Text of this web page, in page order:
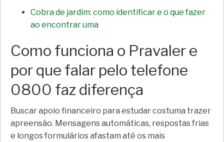
Cobra de jardim: como identificar e o que fazer
ao encontrar uma
Como funciona o Pravaler e
por que falar pelo telefone
0800 faz diferença
Buscar apoio financeiro para estudar costuma trazer
apreensão. Mensagens automáticas, respostas frias
e longos formulários afastam até os mais